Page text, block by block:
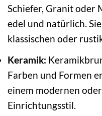
Schiefer, Granit oder
edel und natürlich.
klassischen oder
Keramik:
Farben und Formen
einem modernen
Einrichtungsstil.